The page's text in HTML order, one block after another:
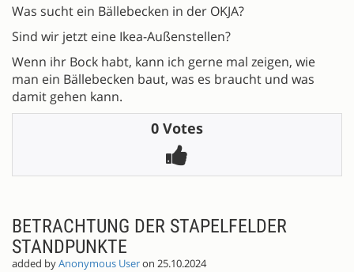
Was sucht ein Bällebecken in der OKJA?
Sind wir jetzt eine Ikea-Außenstellen?
Wenn ihr Bock habt, kann ich gerne mal zeigen, wie
man ein Bällebecken baut, was es braucht und was
damit gehen kann.
0 Votes
BETRACHTUNG DER STAPELFELDER
STANDPUNKTE
added byAnonymous Useron 25.10.2024